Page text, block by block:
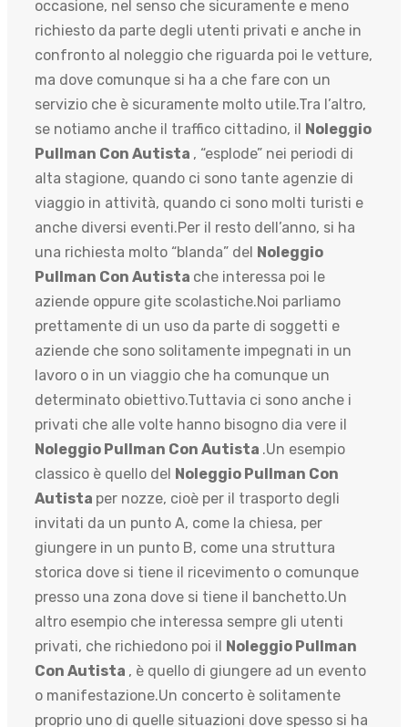
occasione, nel senso che sicuramente e meno
richiesto da parte degli utenti privati e anche in
confronto al noleggio che riguarda poi le vetture,
ma dove comunque si ha a che fare con un
servizio che è sicuramente molto utile.Tra l’altro,
se notiamo anche il traffico cittadino, il
Noleggio
Pullman Con Autista , “esplode” nei periodi di
alta stagione, quando ci sono tante agenzie di
viaggio in attività, quando ci sono molti turisti e
anche diversi eventi.Per il resto dell’anno, si ha
una richiesta molto “blanda” del Noleggio
Pullman Con Autista che interessa poi le
aziende oppure gite scolastiche.Noi parliamo
prettamente di un uso da parte di soggetti e
aziende che sono solitamente impegnati in un
lavoro o in un viaggio che ha comunque un
determinato obiettivo.Tuttavia ci sono anche i
privati che alle volte hanno bisogno dia vere il
Noleggio Pullman Con Autista .Un esempio
classico è quello del Noleggio Pullman Con
Autista per nozze, cioè per il trasporto degli
invitati da un punto A, come la chiesa, per
giungere in un punto B, come una struttura
storica dove si tiene il ricevimento o comunque
presso una zona dove si tiene il banchetto.Un
altro esempio che interessa sempre gli utenti
privati, che richiedono poi il
Noleggio Pullman
Con Autista , è quello di giungere ad un evento
o manifestazione.Un concerto è solitamente
proprio uno di quelle situazioni dove spesso si ha